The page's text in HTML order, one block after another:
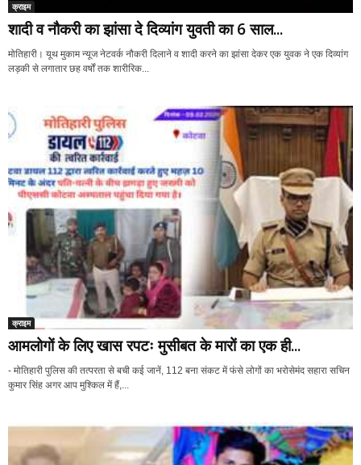
क्राइम
शादी व नौकरी का झांसा दे दिव्यांग युवती का 6 साल...
मोतिहारी। यूथ मुकाम न्यूज नेटवर्क नौकरी दिलाने व शादी करने का झांसा देकर एक युवक ने एक दिव्यांग
लड़की से लगातार छह वर्षों तक शारीरिक...
क्राइम
आमलोगों के लिए खास रपटः मुसीबत के मारों का एक ही...
- मोतिहारी पुलिस की तत्परता से बची कई जानें, 112 बना संकट में फंसे लोगों का भरोसेमंद सहारा सचिन
कुमार सिंह अगर आप मुश्किल में हैं,...